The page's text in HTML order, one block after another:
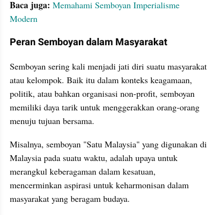
Baca juga: Memahami Semboyan Imperialisme
Modern
Peran Semboyan dalam Masyarakat
Semboyan sering kali menjadi jati diri suatu masyarakat
atau kelompok. Baik itu dalam konteks keagamaan,
politik, atau bahkan organisasi non-profit, semboyan
memiliki daya tarik untuk menggerakkan orang-orang
menuju tujuan bersama.
Misalnya, semboyan "Satu Malaysia" yang digunakan di
Malaysia pada suatu waktu, adalah upaya untuk
merangkul keberagaman dalam kesatuan,
mencerminkan aspirasi untuk keharmonisan dalam
masyarakat yang beragam budaya.